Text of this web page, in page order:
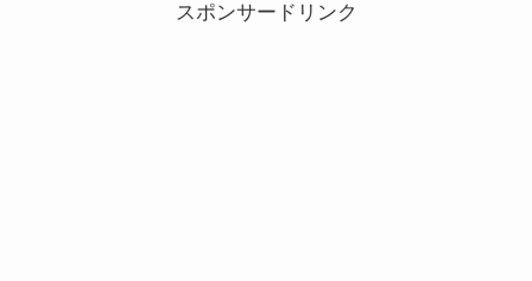
スポンサードリンク